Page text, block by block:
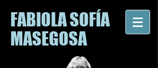
FABIOLA SOFÍA
MASEGOSA